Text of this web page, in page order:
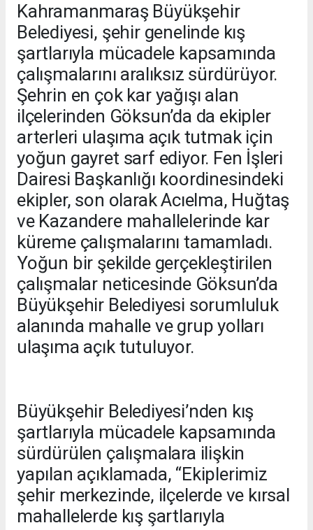
Kahramanmaraş Büyükşehir
Belediyesi, şehir genelinde kış
şartlarıyla mücadele kapsamında
çalışmalarını aralıksız sürdürüyor.
Şehrin en çok kar yağışı alan
ilçelerinden Göksun’da da ekipler
arterleri ulaşıma açık tutmak için
yoğun gayret sarf ediyor. Fen İşleri
Dairesi Başkanlığı koordinesindeki
ekipler, son olarak Acıelma, Huğtaş
ve Kazandere mahallelerinde kar
küreme çalışmalarını tamamladı.
Yoğun bir şekilde gerçekleştirilen
çalışmalar neticesinde Göksun’da
Büyükşehir Belediyesi sorumluluk
alanında mahalle ve grup yolları
ulaşıma açık tutuluyor.
Büyükşehir Belediyesi’nden kış
şartlarıyla mücadele kapsamında
sürdürülen çalışmalara ilişkin
yapılan açıklamada, “Ekiplerimiz
şehir merkezinde, ilçelerde ve kırsal
mahallelerde kış şartlarıyla